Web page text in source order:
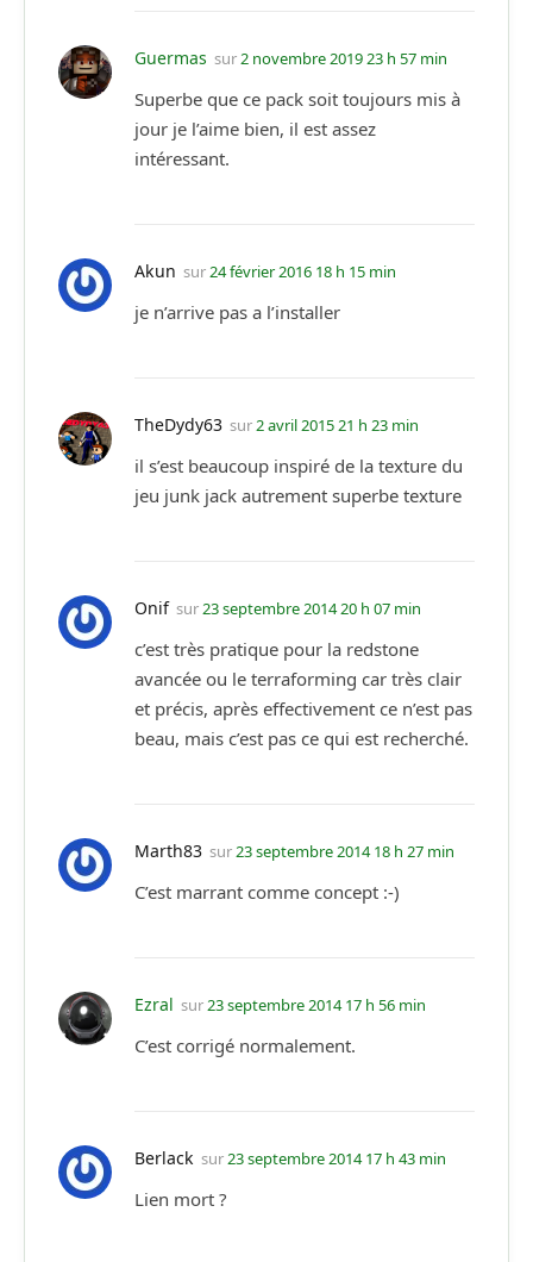
Guermas sur2 novembre 2019 23 h 57 min
Superbe que ce pack soit toujours mis à
jour je l’aime bien, il est assez
intéressant.
Akun sur24 février 2016 18 h 15 min
je n’arrive pas a l’installer
TheDydy63 sur2 avril 2015 21 h 23 min
il s’est beaucoup inspiré de la texture du
jeu junk jack autrement superbe texture
Onif sur23 septembre 2014 20 h 07 min
c’est très pratique pour la redstone
avancée ou le terraforming car très clair
et précis, après effectivement ce n’est pas
beau, mais c’est pas ce qui est recherché.
Marth83 sur23 septembre 2014 18 h 27 min
C’est marrant comme concept :-)
Ezral sur23 septembre 2014 17 h 56 min
C’est corrigé normalement.
Berlack sur23 septembre 2014 17 h 43 min
Lien mort ?